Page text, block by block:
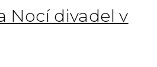
Nocí divadel v